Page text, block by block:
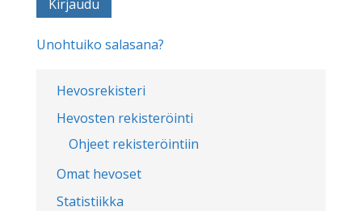
Hevosrekisteri
Hevosten rekisteröinti
Ohjeet rekisteröintiin
Omat hevoset
Statistiikka
Unohtuiko salasana?